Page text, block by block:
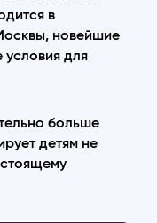
в
новейшие
для
больше
детям не